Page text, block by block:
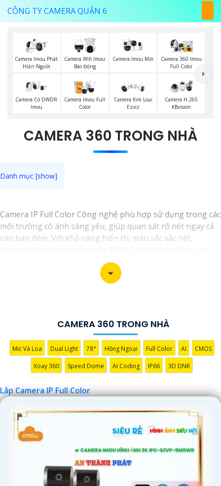
CÔNG TY CAMERA QUẬN 6
Camera Imou Phát
Hiện Người
Camera Wifi Imou
Báo Động
Camera Imou Mới
Camera 360 Imou
Full Color
Camera Có DWDR
Imou
Camera Imou Full
Color
Camera Kim Loại
Ezviz
Camera H.265
KBvision
CAMERA 360 TRONG NHÀ
Camera IP Full Color Công nghệ phù hợp sử dụng trong các
môi trường có ánh sáng yếu, giúp quan sát rõ nét ngay cả
vào ban đêm. Với khả năng hiển thị màu sắc sắc nét,
mọi hoạt động xung quanh, hình ảnh có màu ban đêm như
'
CAMERA 360 TRONG NHÀ
Mic Và Loa Dual Light 78° Hồng Ngoại Full Color AI CMOS
Xoay 360 Speed Dome AI Coding IP66 3D DNR
Lắp Camera IP Full Color